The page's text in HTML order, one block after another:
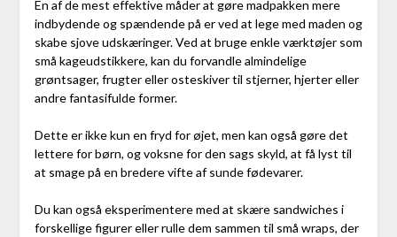
En af de mest effektive måder at gøre madpakken mere
indbydende og spændende på er ved at lege med maden og
skabe sjove udskæringer. Ved at bruge enkle værktøjer som
små kageudstikkere, kan du forvandle almindelige
grøntsager, frugter eller osteskiver til stjerner, hjerter eller
andre fantasifulde former.
Dette er ikke kun en fryd for øjet, men kan også gøre det
lettere for børn, og voksne for den sags skyld, at få lyst til
at smage på en bredere vifte af sunde fødevarer.
Du kan også eksperimentere med at skære sandwiches i
forskellige figurer eller rulle dem sammen til små wraps, der